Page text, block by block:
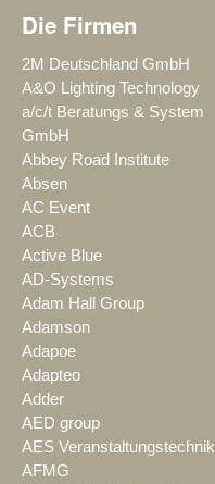
Die Firmen
2M Deutschland GmbH
A&O Lighting Technology
a/c/t Beratungs & System
GmbH
Abbey Road Institute
Absen
AC Event
ACB
Active Blue
AD-Systems
Adam Hall Group
Adamson
Adapoe
Adapteo
Adder
AED group
AES Veranstaltungstechnik
AFMG